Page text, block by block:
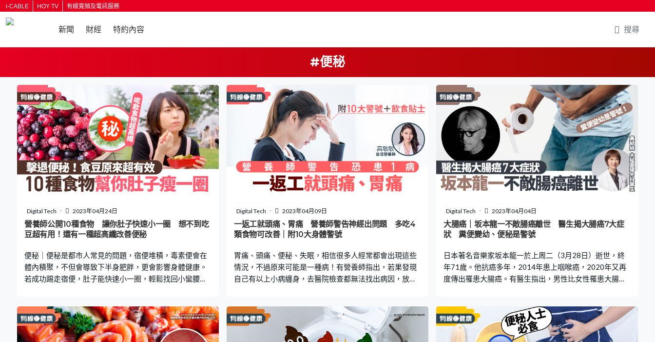
i-CABLE HOY TV 有線寬頻及電訊服務
新聞 財經 特約內容 搜尋
#便秘
按輸入鍵開始搜尋
Digital Tech 2023年04月24日
營養師公開10種食物 讓你肚子快速小一圈 想不到吃
豆超有用！還有一種超高纖改善便秘
便秘｜便秘是都市人常見的問題，宿便堆積，毒素便會在
體內積聚，不但會導致下半身肥胖，更會影響身體健康。
若成功踢走宿便，肚子能快速小一圈，輕鬆找回小蠻腰！
秘 擊退便秘食物｜1. 雜莓 眾所皆知，膳食纖維能促進腸道
蠕動、幫助排便順暢。營養師表示，而雜莓含有豐富的纖
維，每一杯都能攝取 8 克膳食纖維，抗氧化物質的含量亦
Digital Tech 2023年04月09日
一返工就頭痛、胃痛 營養師警告神經出問題 多吃4
類食物可改善｜附10大身體警號
胃痛、頭痛、便秘、失眠，相信很多人經常都會出現這些
情況，不過原來可能是一種病！有營養師指出，若果發現
自己有以上小病纏身，去醫院檢查都無法找出病因，放假
狀，就是時候該好好放鬆休息了！ 台灣營養師高敏敏在
facebook專頁發文指，有時感覺身體不適，去醫院檢查後
又無法找出病因，當放假、放鬆後卻有改善，這可能是患
Digital Tech 2023年04月04日
大腸癌｜坂本龍一不敵腸癌離世 醫生揭大腸癌7大症
狀 糞便變幼、便秘是警號
日本著名音樂家坂本龍一於上周二（3月28日）逝世，終
年71歲。他抗癌多年，2014年患上咽喉癌，2020年又再
度傳出罹患大腸癌。有醫生指出，男性比女性罹患大腸癌
醫和定期檢查。 綜合日本媒體報導，坂本龍一於上周二
（3月28日）離世，終年71歲。坂本龍一兩度患癌，2014
年患上咽喉癌，更因此停工。後來2020年6月，他又被診